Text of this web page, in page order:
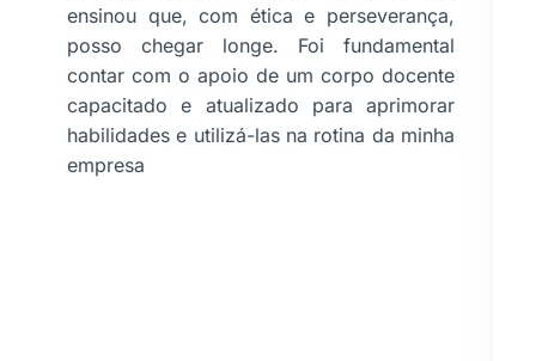
ensinou que, com ética e perseverança,
posso chegar longe. Foi fundamental
contar com o apoio de um corpo docente
capacitado e atualizado para aprimorar
habilidades e utilizá-las na rotina da minha
empresa